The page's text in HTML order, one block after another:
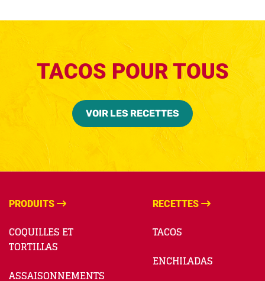
TACOS POUR TOUS
VOIR LES RECETTES
PRODUITS
COQUILLES ET
TORTILLAS
ASSAISONNEMENTS
RECETTES
TACOS
ENCHILADAS